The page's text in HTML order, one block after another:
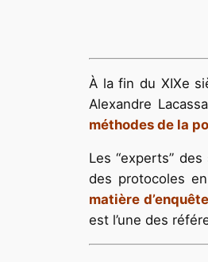
À la fin du XIXe
Alexandre
méthodes de la
Les “experts”
des protocoles
matière
est l’une des